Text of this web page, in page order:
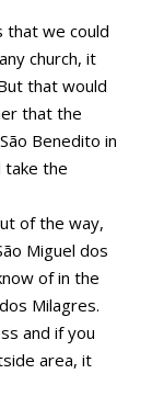
that we could
church, it
that would
that the
Benedito in
take the
of the way,
Miguel dos
of in the
Milagres.
and if you
area, it